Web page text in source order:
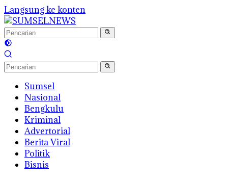
Langsung ke konten
Sumsel
Nasional
Bengkulu
Kriminal
Advertorial
Berita Viral
Politik
Bisnis